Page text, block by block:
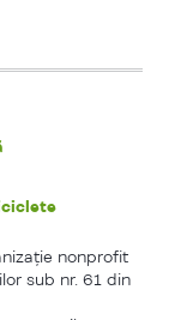
nonprofit
sub nr. 61 din